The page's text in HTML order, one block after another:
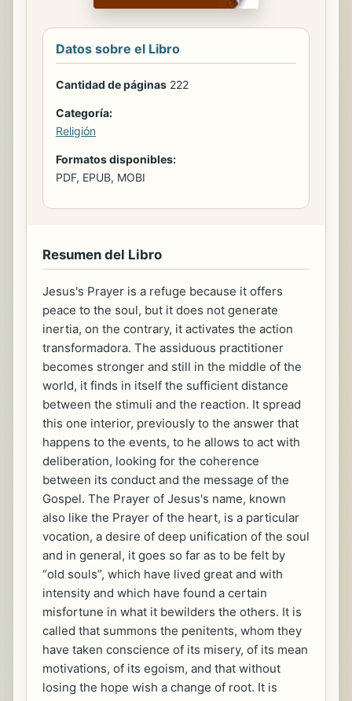
Datos sobre el Libro
Cantidad de páginas 222
Categoría:
Religión
Formatos disponibles:
PDF, EPUB, MOBI
Resumen del Libro
Jesus's Prayer is a refuge because it offers
peace to the soul, but it does not generate
inertia, on the contrary, it activates the action
transformadora. The assiduous practitioner
becomes stronger and still in the middle of the
world, it finds in itself the sufficient distance
between the stimuli and the reaction. It spread
this one interior, previously to the answer that
happens to the events, to he allows to act with
deliberation, looking for the coherence
between its conduct and the message of the
Gospel. The Prayer of Jesus's name, known
also like the Prayer of the heart, is a particular
vocation, a desire of deep unification of the soul
and in general, it goes so far as to be felt by
“old souls”, which have lived great and with
intensity and which have found a certain
misfortune in what it bewilders the others. It is
called that summons the penitents, whom they
have taken conscience of its misery, of its mean
motivations, of its egoism, and that without
losing the hope wish a change of root. It is